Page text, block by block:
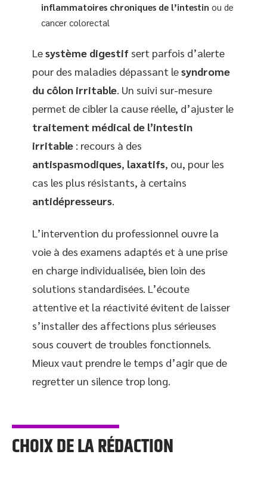
inflammatoires chroniques de l’intestin ou de
cancer colorectal
Lesystème digestif sert parfois d’alerte
pour des maladies dépassant lesyndrome
du côlon irritable. Un suivi sur-mesure
permet de cibler la cause réelle, d’ajuster le
traitement médical de l’intestin
irritable : recours à des
antispasmodiques, laxatifs, ou, pour les
cas les plus résistants, à certains
antidépresseurs.
L’intervention du professionnel ouvre la
voie à des examens adaptés et à une prise
en charge individualisée, bien loin des
solutions standardisées. L’écoute
attentive et la réactivité évitent de laisser
s’installer des affections plus sérieuses
sous couvert de troubles fonctionnels.
Mieux vaut prendre le temps d’agir que de
regretter un silence trop long.
CHOIX DE LA RÉDACTION